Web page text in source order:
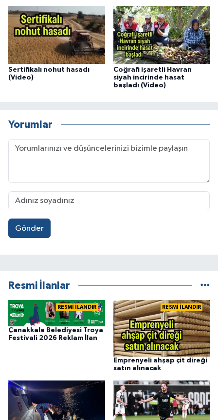
Sertifikalı nohut hasadı
(Video)
Coğrafi işaretli Havran
siyah incirinde hasat
başladı (Video)
Yorumlar
Gönder
Resmi İlanlar
RESMİ İLANDIR
Çanakkale Belediyesi Troya
Festivali 2026 Reklam İlan
RESMİ İLANDIR
Emprenyeli ahşap çit direği
satın alınacak